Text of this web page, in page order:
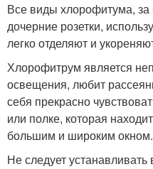
Все виды хлорофитума,
дочерние розетки,
легко отделяют и
Хлорофитрум является
освещения, любит
себя прекрасно
или полке, которая
большим и широким окном.
Не следует